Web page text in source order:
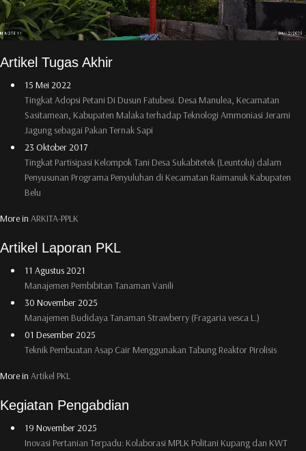
Artikel Tugas Akhir
15 Mei 2022
Tingkat Adopsi Petani Di Dusun Fatubesi. Desa Manulea, Kecamatan
Sasitamean, Kabupaten Malaka terhadap Teknologi Ammoniasi Jerami
Jagung sebagai Pakan Ternak Sapi
23 Oktober 2017
Tingkat Partisipasi Kelompok Tani Desa Sukabitetek (Leuntolu) dalam
Penyusunan Programa Penyuluhan di Kecamatan Raimanuk Kabupaten
Belu
More in ARKITA-PPLK
Artikel Laporan PKL
11 Agustus 2021
Manajemen Pembibitan Tanaman Vanili
30 November 2025
Manajemen Budidaya Tanaman Strawberry (Fragaria vesca L.)
01 Desember 2025
Teknik Pembuatan Asap Cair Menggunakan Tabung Reaktor Pirolisis
More in Artikel PKL
Kegiatan Pengabdian
19 November 2025
Inovasi Pertanian Terpadu: Kolaborasi MPLK Politani Kupang dan KWT